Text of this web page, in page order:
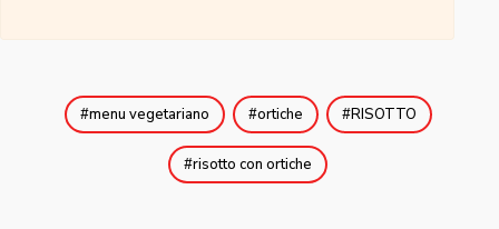
menu vegetariano ortiche RISOTTO
risotto con ortiche